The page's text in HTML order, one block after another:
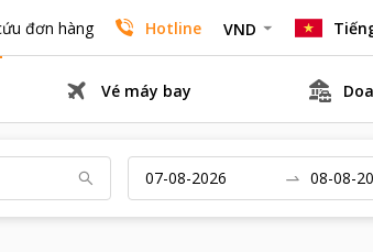
đơn hàng Hotline VND
Vé máy bay